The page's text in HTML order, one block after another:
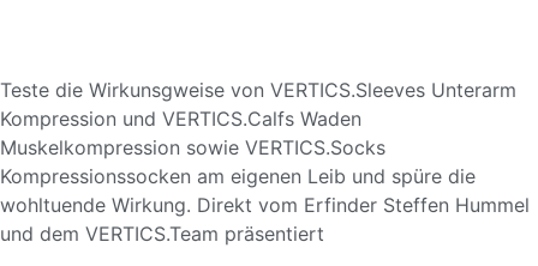
Teste die Wirkunsgweise von VERTICS.Sleeves Unterarm
Kompression und VERTICS.Calfs Waden
Muskelkompression sowie VERTICS.Socks
Kompressionssocken am eigenen Leib und spüre die
wohltuende Wirkung. Direkt vom Erfinder Steffen Hummel
und dem VERTICS.Team präsentiert